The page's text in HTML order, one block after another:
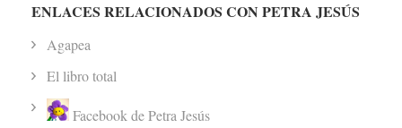
ENLACES RELACIONADOS CON PETRA JESÚS
Agapea
El libro total
Facebook de Petra Jesús